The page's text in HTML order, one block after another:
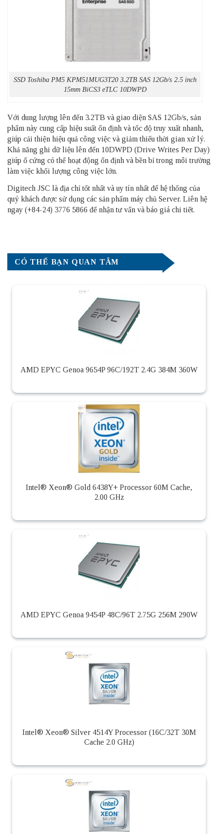
SSD Toshiba PM5 KPM51MUG3T20 3.2TB SAS 12Gb/s 2.5 inch
15mm BiCS3 eTLC 10DWPD
Với dung lượng lên đến 3.2TB và giao diện SAS 12Gb/s, sản
phẩm này cung cấp hiệu suất ổn định và tốc độ truy xuất nhanh,
giúp cải thiện hiệu quả công việc và giảm thiểu thời gian xử lý.
Khả năng ghi dữ liệu lên đến 10DWPD (Drive Writes Per Day)
giúp ổ cứng có thể hoạt động ổn định và bền bỉ trong môi trường
làm việc khối lượng công việc lớn.
Digitech JSC là địa chỉ tốt nhất và uy tín nhất để hệ thống của
quý khách được sử dụng các sản phẩm máy chủ Server. Liên hệ
ngay (+84-24) 3776 5866 để nhận tư vấn và báo giá chi tiết.
CÓ THỂ BẠN QUAN TÂM
AMD EPYC Genoa 9654P 96C/192T 2.4G 384M 360W
Intel® Xeon® Gold 6438Y+ Processor 60M Cache,
2.00 GHz
AMD EPYC Genoa 9454P 48C/96T 2.75G 256M 290W
Intel® Xeon® Silver 4514Y Processor (16C/32T 30M
Cache 2.0 GHz)